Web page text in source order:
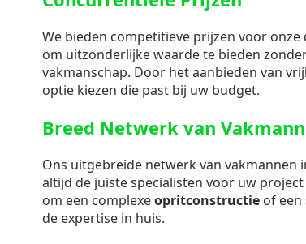
We bieden competitieve prijzen voor onze
om uitzonderlijke waarde te bieden
vakmanschap. Door het aanbieden van
optie kiezen die past bij uw budget.
Breed Netwerk van
Ons uitgebreide netwerk van vakmannen
altijd de juiste specialisten voor uw
om een complexeopritconstructie of
de expertise in huis.